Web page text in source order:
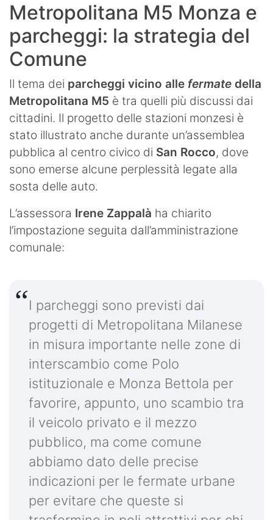
Metropolitana M5 Monza e
parcheggi: la strategia del
Comune
Il tema dei parcheggi vicino alle fermate della
Metropolitana M5 è tra quelli più discussi dai
cittadini. Il progetto delle stazioni monzesi è
stato illustrato anche durante un’assemblea
pubblica al centro civico di San Rocco, dove
sono emerse alcune perplessità legate alla
sosta delle auto.
L’assessora Irene Zappalà ha chiarito
l’impostazione seguita dall’amministrazione
comunale:
I parcheggi sono previsti dai
progetti di Metropolitana Milanese
in misura importante nelle zone di
interscambio come Polo
istituzionale e Monza Bettola per
favorire, appunto, uno scambio tra
il veicolo privato e il mezzo
pubblico, ma come comune
abbiamo dato delle precise
indicazioni per le fermate urbane
per evitare che queste si